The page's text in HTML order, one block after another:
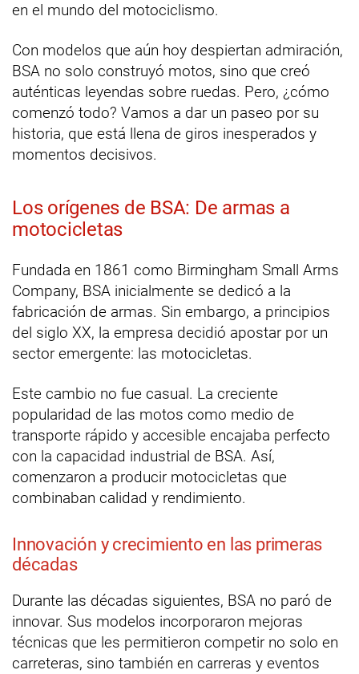
en el mundo del motociclismo.
Con modelos que aún hoy despiertan admiración,
BSA no solo construyó motos, sino que creó
auténticas leyendas sobre ruedas. Pero, ¿cómo
comenzó todo? Vamos a dar un paseo por su
historia, que está llena de giros inesperados y
momentos decisivos.
Los orígenes de BSA: De armas a
motocicletas
Fundada en 1861 como Birmingham Small Arms
Company, BSA inicialmente se dedicó a la
fabricación de armas. Sin embargo, a principios
del siglo XX, la empresa decidió apostar por un
sector emergente: las motocicletas.
Este cambio no fue casual. La creciente
popularidad de las motos como medio de
transporte rápido y accesible encajaba perfecto
con la capacidad industrial de BSA. Así,
comenzaron a producir motocicletas que
combinaban calidad y rendimiento.
Innovación y crecimiento en las primeras
décadas
Durante las décadas siguientes, BSA no paró de
innovar. Sus modelos incorporaron mejoras
técnicas que les permitieron competir no solo en
carreteras, sino también en carreras y eventos